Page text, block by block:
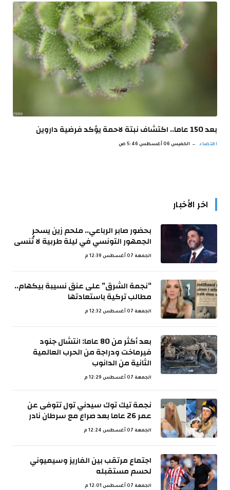
بعد 150 عاما.. اكتشاف نبتة لاحمة يؤكد فرضية داروين
اقتصاد الخميس 06 أغسطس 5:46 ص
اخر الأخبار
بحضور صابر الرباعي.. ملحم زين يسحر
الجمهور التونسي في ليلة طربية لا تُنسى
الجمعة 07 أغسطس 12:39 م
“نجمة الشرق” على عنق نسيبة بيكهام..
مطالب تركية باستعادتها
الجمعة 07 أغسطس 12:32 م
بعد أكثر من 80 عاما: انتشال جنود
فيرماخت ودراجة من الحرب العالمية
الثانية من الدانوب
الجمعة 07 أغسطس 12:29 م
نجمة تيك توك سيدني تول تتوفى عن
عمر 26 عاما بعد صراع مع سرطان نادر
الجمعة 07 أغسطس 12:24 م
اجتماع مرتقب بين الفاريز وسيميوني
لحسم مستقبله
الجمعة 07 أغسطس 12:01 م